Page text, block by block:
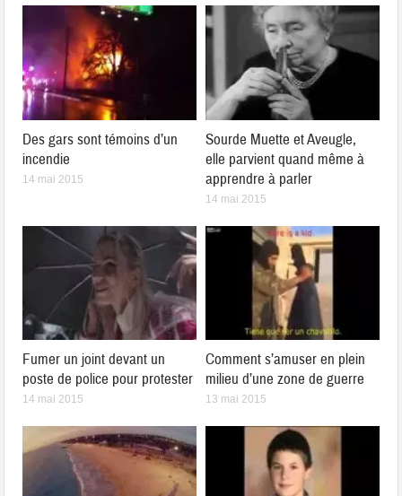
Des gars sont témoins d’un
incendie
14 mai 2015
Sourde Muette et Aveugle,
elle parvient quand même à
apprendre à parler
14 mai 2015
Fumer un joint devant un
poste de police pour protester
14 mai 2015
Comment s’amuser en plein
milieu d’une zone de guerre
13 mai 2015